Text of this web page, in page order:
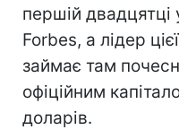
першій двадцятці
Forbes, а лідер
займає там
офіційним
доларів.